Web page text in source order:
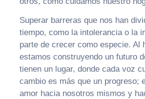
Superar barreras que nos han
tiempo, como la intolerancia o la
parte de crecer como especie. Al
estamos construyendo un futuro
tienen un lugar, donde cada voz
cambio es más que un progreso;
amor hacia nosotros mismos y